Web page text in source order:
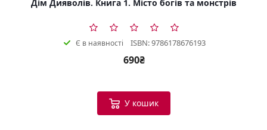
Дім Дияволів. Книга 1. Місто богів та монстрів
Є в наявності ISBN: 9786178676193
690₴
У кошик